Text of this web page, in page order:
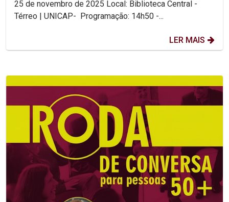
25 de novembro de 2025 Local: Biblioteca Central -
Térreo | UNICAP- Programação: 14h50 -...
LER MAIS